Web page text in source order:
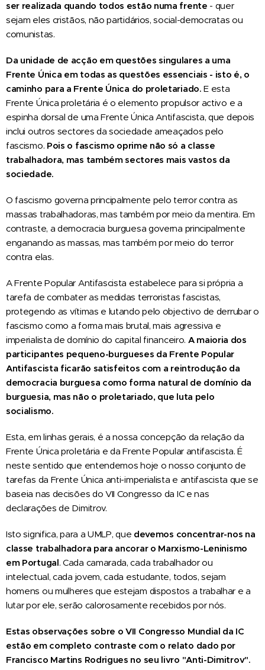
ser realizada quando todos estão numa frente - quer
sejam eles cristãos, não partidários, social-democratas ou
comunistas.
Da unidade de acção em questões singulares a uma
Frente Única em todas as questões essenciais - isto é, o
caminho para a Frente Única do proletariado. E esta
Frente Única proletária é o elemento propulsor activo e a
espinha dorsal de uma Frente Única Antifascista, que depois
inclui outros sectores da sociedade ameaçados pelo
fascismo. Pois o fascismo oprime não só a classe
trabalhadora, mas também sectores mais vastos da
sociedade.
O fascismo governa principalmente pelo terror contra as
massas trabalhadoras, mas também por meio da mentira. Em
contraste, a democracia burguesa governa principalmente
enganando as massas, mas também por meio do terror
contra elas.
A Frente Popular Antifascista estabelece para si própria a
tarefa de combater as medidas terroristas fascistas,
protegendo as vítimas e lutando pelo objectivo de derrubar o
fascismo como a forma mais brutal, mais agressiva e
imperialista de domínio do capital financeiro. A maioria dos
participantes pequeno-burgueses da Frente Popular
Antifascista ficarão satisfeitos com a reintrodução da
democracia burguesa como forma natural de domínio da
burguesia, mas não o proletariado, que luta pelo
socialismo.
Esta, em linhas gerais, é a nossa concepção da relação da
Frente Única proletária e da Frente Popular antifascista. É
neste sentido que entendemos hoje o nosso conjunto de
tarefas da Frente Única anti-imperialista e antifascista que se
baseia nas decisões do VII Congresso da IC e nas
declarações de Dimitrov.
Isto significa, para a UMLP, que devemos concentrar-nos na
classe trabalhadora para ancorar o Marxismo-Leninismo
em Portugal. Cada camarada, cada trabalhador ou
intelectual, cada jovem, cada estudante, todos, sejam
homens ou mulheres que estejam dispostos a trabalhar e a
lutar por ele, serão calorosamente recebidos por nós.
Estas observações sobre o VII Congresso Mundial da IC
estão em completo contraste com o relato dado por
Francisco Martins Rodrigues no seu livro "Anti-Dimitrov".